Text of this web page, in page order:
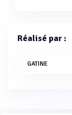
Réalisé par :
GATINE